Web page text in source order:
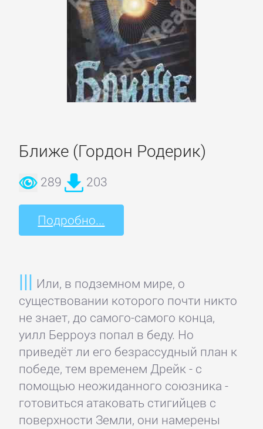
Ближе (Гордон Родерик)
289 203
Подробно...
Или, в подземном мире, о
существовании которого почти никто
не знает, до самого-самого конца,
уилл Берроуз попал в беду. Но
приведёт ли его безрассудный план к
победе, тем временем Дрейк - с
помощью неожиданного союзника -
готовиться атаковать стигийцев с
поверхности Земли, они намерены
Развлечения
Огород
Самосовершенствование
Сделай
Сам
Спорт,
фитнес
Хобби,
Ремесла
Эротика,
Секс